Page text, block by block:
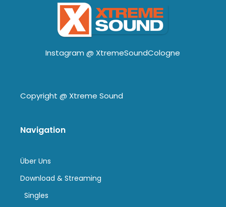
Instagram @ XtremeSoundCologne
Copyright @ Xtreme Sound
Navigation
Über Uns
Download & Streaming
Singles